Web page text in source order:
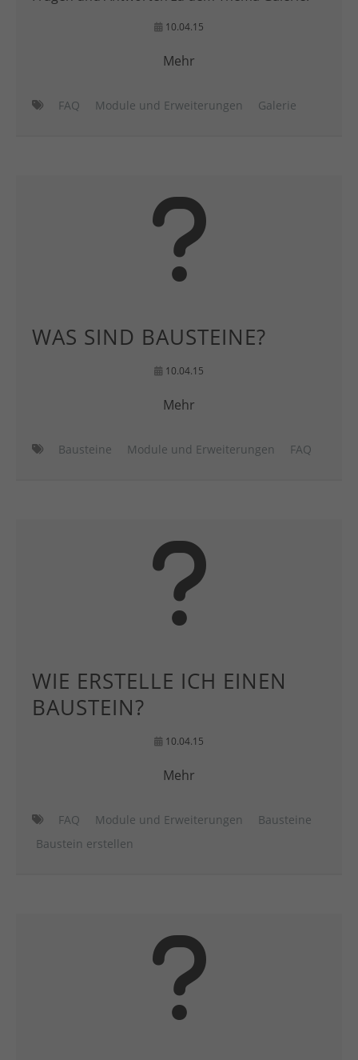
10.04.15
Mehr
FAQ Module und Erweiterungen Galerie
WAS SIND BAUSTEINE?
10.04.15
Mehr
Bausteine Module und Erweiterungen FAQ
WIE ERSTELLE ICH EINEN
BAUSTEIN?
10.04.15
Mehr
FAQ Module und Erweiterungen
Bausteine
Baustein erstellen